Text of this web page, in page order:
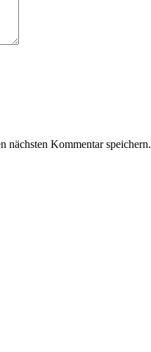
nächsten Kommentar speichern.